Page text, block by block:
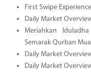
First Swipe
Daily Market
Meriahkan
Semarak Qurban
Daily Market
Daily Market